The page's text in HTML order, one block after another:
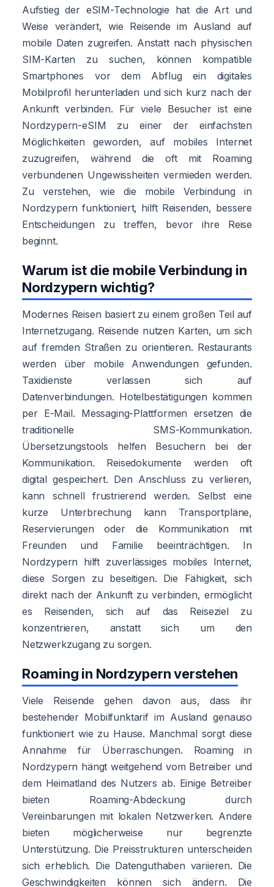
Aufstieg der eSIM-Technologie hat die Art und
Weise verändert, wie Reisende im Ausland auf
mobile Daten zugreifen. Anstatt nach physischen
SIM-Karten zu suchen, können kompatible
Smartphones vor dem Abflug ein digitales
Mobilprofil herunterladen und sich kurz nach der
Ankunft verbinden. Für viele Besucher ist eine
Nordzypern-eSIM zu einer der einfachsten
Möglichkeiten geworden, auf mobiles Internet
zuzugreifen, während die oft mit Roaming
verbundenen Ungewissheiten vermieden werden.
Zu verstehen, wie die mobile Verbindung in
Nordzypern funktioniert, hilft Reisenden, bessere
Entscheidungen zu treffen, bevor ihre Reise
beginnt.
Warum ist die mobile Verbindung in
Nordzypern wichtig?
Modernes Reisen basiert zu einem großen Teil auf
Internetzugang. Reisende nutzen Karten, um sich
auf fremden Straßen zu orientieren. Restaurants
werden über mobile Anwendungen gefunden.
Taxidienste verlassen sich auf
Datenverbindungen. Hotelbestätigungen kommen
per E-Mail. Messaging-Plattformen ersetzen die
traditionelle SMS-Kommunikation.
Übersetzungstools helfen Besuchern bei der
Kommunikation. Reisedokumente werden oft
digital gespeichert. Den Anschluss zu verlieren,
kann schnell frustrierend werden. Selbst eine
kurze Unterbrechung kann Transportpläne,
Reservierungen oder die Kommunikation mit
Freunden und Familie beeinträchtigen. In
Nordzypern hilft zuverlässiges mobiles Internet,
diese Sorgen zu beseitigen. Die Fähigkeit, sich
direkt nach der Ankunft zu verbinden, ermöglicht
es Reisenden, sich auf das Reiseziel zu
konzentrieren, anstatt sich um den
Netzwerkzugang zu sorgen.
Roaming in Nordzypern verstehen
Viele Reisende gehen davon aus, dass ihr
bestehender Mobilfunktarif im Ausland genauso
funktioniert wie zu Hause. Manchmal sorgt diese
Annahme für Überraschungen. Roaming in
Nordzypern hängt weitgehend vom Betreiber und
dem Heimatland des Nutzers ab. Einige Betreiber
bieten Roaming-Abdeckung durch
Vereinbarungen mit lokalen Netzwerken. Andere
bieten möglicherweise nur begrenzte
Unterstützung. Die Preisstrukturen unterscheiden
sich erheblich. Die Datenguthaben variieren. Die
Geschwindigkeiten können sich ändern. Die